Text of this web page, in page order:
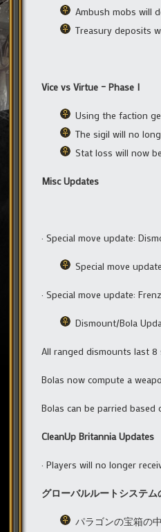
Ambush mobs will
Treasury deposits
Vice vs Virtue – Phase I
Using the faction
The sigil will no
Stat loss will now
Misc Updates
· Special move update:
Special move
· Special move update:
Dismount/Bola
All ranged dismounts last 8
Bolas now compute a
Bolas can be parried based
CleanUp Britannia Updates
· Players will no longer
グローバルルートシステム
パラゴンの宝箱の